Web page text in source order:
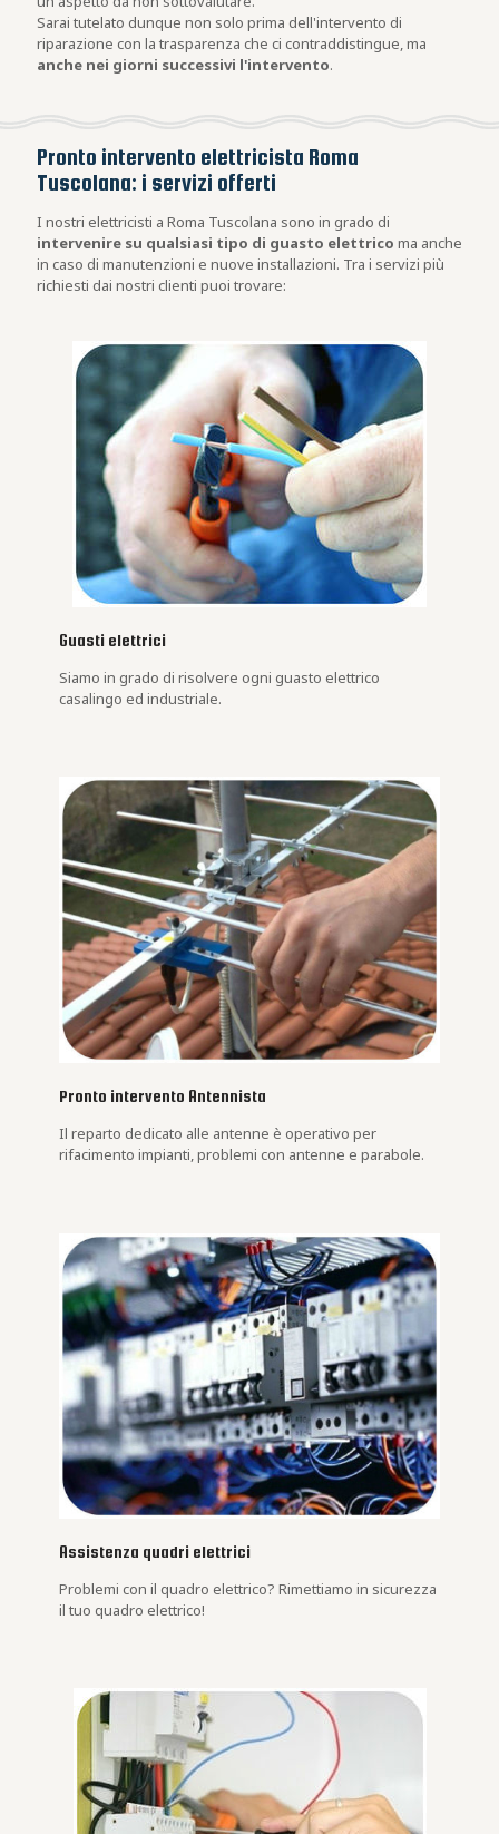
Sarai tutelato dunque non solo prima dell'intervento di
riparazione con la trasparenza che ci contraddistingue, ma
anche nei giorni successivi l'intervento.
Pronto intervento elettricista Roma
Tuscolana: i servizi offerti
I nostri elettricisti a Roma Tuscolana sono in grado di
intervenire su qualsiasi tipo di guasto elettrico ma anche
in caso di manutenzioni e nuove installazioni. Tra i servizi più
richiesti dai nostri clienti puoi trovare:
Guasti elettrici
Siamo in grado di risolvere ogni guasto elettrico
casalingo ed industriale.
Pronto intervento Antennista
Il reparto dedicato alle antenne è operativo per
rifacimento impianti, problemi con antenne e parabole.
Assistenza quadri elettrici
Problemi con il quadro elettrico? Rimettiamo in sicurezza
il tuo quadro elettrico!